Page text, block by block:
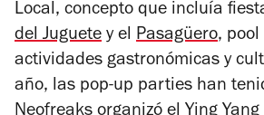
Local, concepto que incluía
del Juguete y el Pasagüero,
actividades gastronómicas y
año, las pop-up parties han